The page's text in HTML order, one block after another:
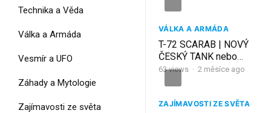
Technika a Věda
Válka a Armáda
Vesmír a UFO
Záhady a Mytologie
Zajímavosti ze světa
VÁLKA A ARMÁDA
T-72 SCARAB | NOVÝ
ČESKÝ TANK nebo
ZASTARALÝ
63views · 2 měsíce ago
ZAJÍMAVOSTI ZE SVĚTA